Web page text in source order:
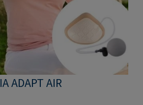
ADAPT AIR